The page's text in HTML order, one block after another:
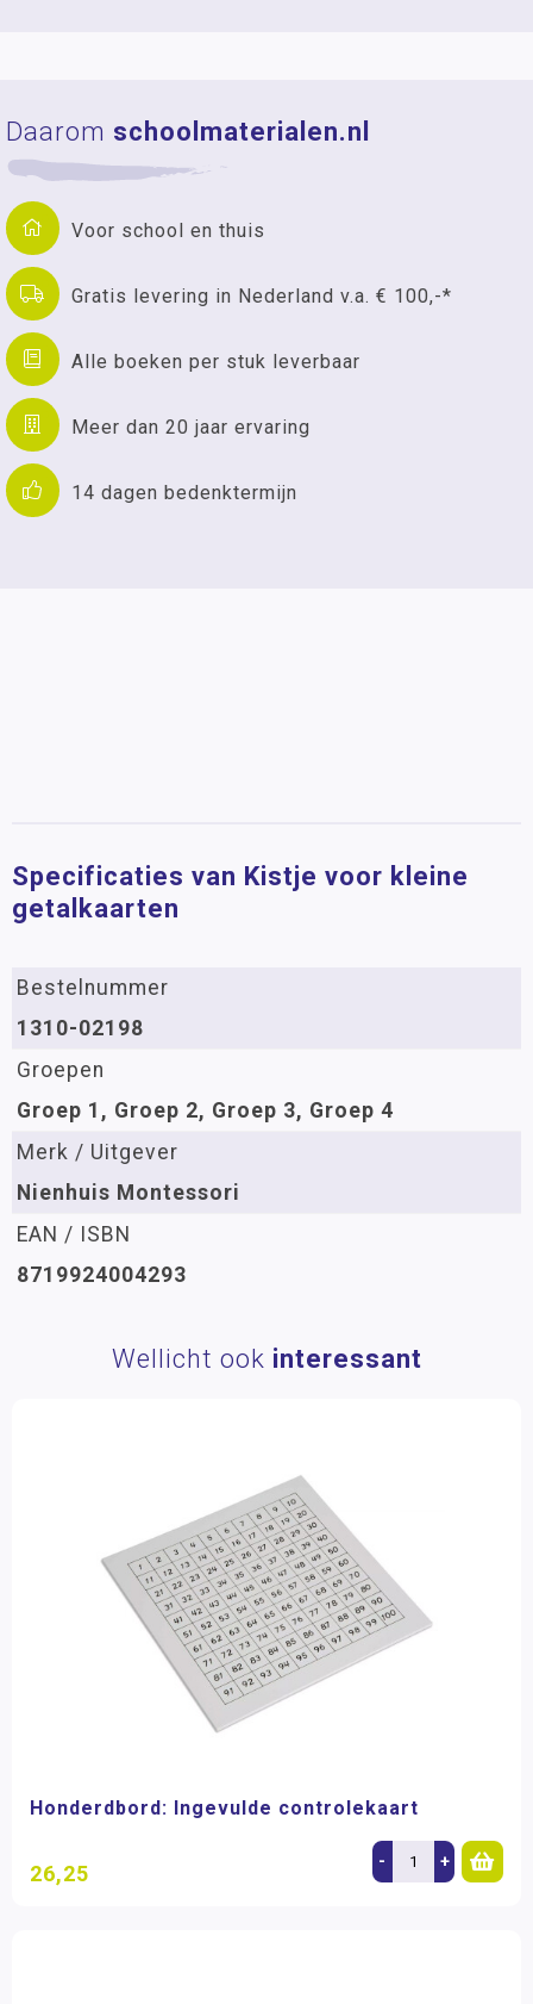
Daarom schoolmaterialen.nl
Voor school en thuis
Gratis levering in Nederland v.a. € 100,-*
Alle boeken per stuk leverbaar
Meer dan 20 jaar ervaring
14 dagen bedenktermijn
Specificaties van Kistje voor kleine
getalkaarten
Bestelnummer
1310-02198
Groepen
Groep 1, Groep 2, Groep 3, Groep 4
Merk / Uitgever
Nienhuis Montessori
EAN / ISBN
8719924004293
Wellicht ook interessant
Honderdbord: Ingevulde controlekaart
26,25 - +